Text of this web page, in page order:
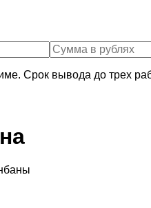
Срок вывода до трех